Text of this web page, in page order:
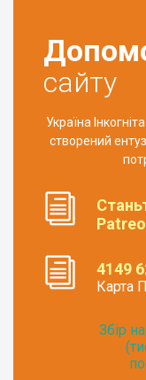
сайту
Україна
створений
4149
Карта
Збір